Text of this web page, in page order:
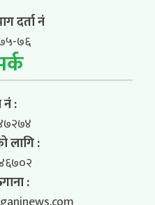
दर्ता नं
७६
:
लागि :
: